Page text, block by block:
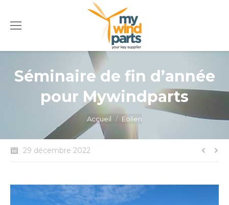
Séminaire de fin d’année
pour Mywindparts
Accueil Eolien
29 décembre 2022